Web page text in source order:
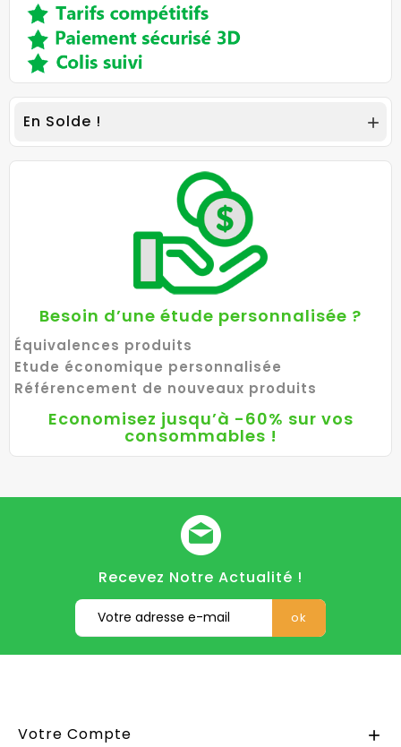
En Solde ! 
Besoin d’une étude personnalisée ?
Équivalences produits
Etude économique personnalisée
Référencement de nouveaux produits
Economisez jusqu’à -60% sur vos
consommables !
Recevez Notre Actualité !
Votre Compte 